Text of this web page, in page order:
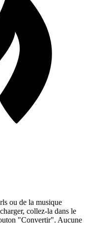
ou de la musique
collez-la dans le
"Convertir". Aucune